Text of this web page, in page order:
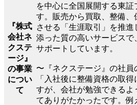
『株式
会社ネ
クステ
ージ』
の事業
につい
て
を中心に全国展開する東
す。販売から買取、整備
させる「生涯取引」を推進
添った質の高いサービスで
サポートしています。
〜『ネクステージ』の社員
「入社後に整備資格の取
すが、会社が勉強できる
てありがたかったです。例